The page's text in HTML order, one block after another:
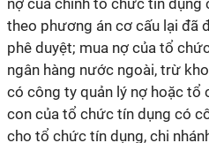
nợ của chính tổ chức tín dụng
theo phương án cơ cấu lại đã
phê duyệt; mua nợ của tổ
ngân hàng nước ngoài, trừ
có công ty quản lý nợ hoặc tổ
con của tổ chức tín dụng có
cho tổ chức tín dụng, chi